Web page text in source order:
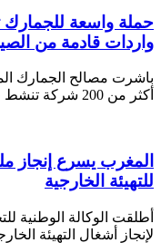
حملة واسعة
واردات قادمة من
باشرت مصالح الجمارك
أكثر من 200 شركة تنشط في مجال…
المغرب يسرع إنجاز
للتهيئة الخارجية
أطلقت الوكالة الوطنية
لإنجاز أشغال التهيئة